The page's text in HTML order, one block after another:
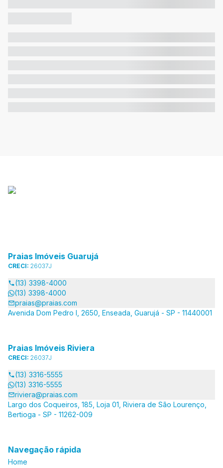
Praias Imóveis Guarujá
CRECI: 26037J
(13) 3398-4000
(13) 3398-4000
praias@praias.com
Avenida Dom Pedro I, 2650, Enseada, Guarujá - SP - 11440001
Praias Imóveis Riviera
CRECI: 26037J
(13) 3316-5555
(13) 3316-5555
riviera@praias.com
Largo dos Coqueiros, 185, Loja 01, Riviera de São Lourenço,
Bertioga - SP - 11262-009
Navegação rápida
Home